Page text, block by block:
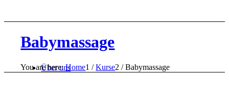
Über uns
Babymassage
You are here: Home1 / Kurse2 / Babymassage